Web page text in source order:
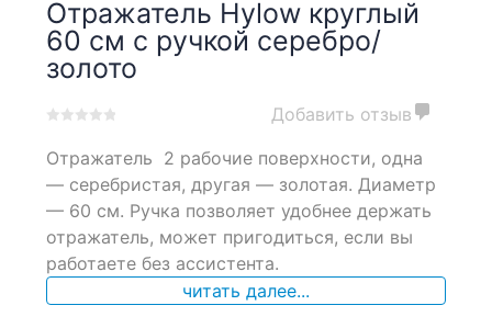
Отражатель Hylow круглый
60 см с ручкой серебро/
золото
out
customer
ratings
Добавить отзыв
Отражатель 2 рабочие поверхности, одна
— серебристая, другая — золотая. Диаметр
— 60 см. Ручка позволяет удобнее держать
отражатель, может пригодиться, если вы
работаете без ассистента.
читать далее...